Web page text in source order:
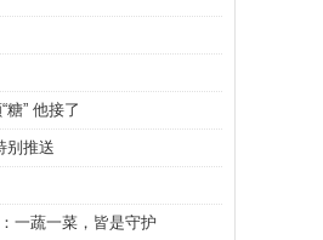
糖” 他接了
别推送
一蔬一菜，皆是守护